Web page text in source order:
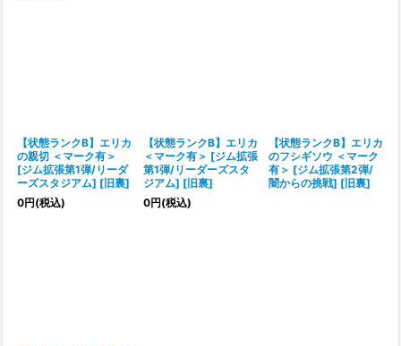
【状態ランクB】エリカ
の親切 ＜マーク有＞
[ジム拡張第1弾/リーダ
ーズスタジアム] [旧裏]
0円(税込)
【状態ランクB】エリカ
＜マーク有＞ [ジム拡張
第1弾/リーダーズスタ
ジアム] [旧裏]
0円(税込)
【状態ランクB】エリカ
のフシギソウ ＜マーク
有＞ [ジム拡張第2弾/
闇からの挑戦] [旧裏]